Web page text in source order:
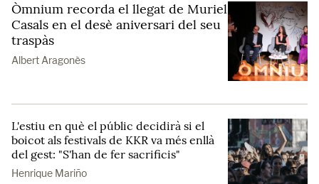
Òmnium recorda el llegat de Muriel
Casals en el desè aniversari del seu
traspàs
Albert Aragonès
L'estiu en què el públic decidirà si el
boicot als festivals de KKR va més enllà
del gest: "S'han de fer sacrificis"
Henrique Mariño